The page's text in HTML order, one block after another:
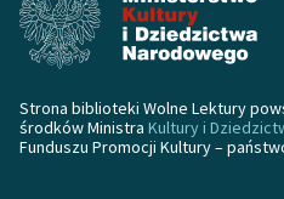
Strona biblioteki Wolne Lektury
środków Ministra Kultury i
Funduszu Promocji Kultury –